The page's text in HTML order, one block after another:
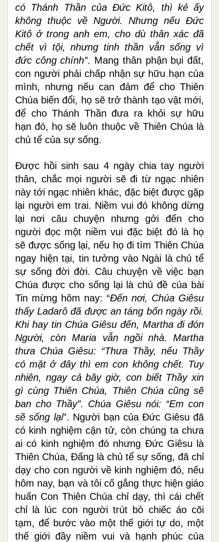
có Thánh Thần của Ðức Kitô, thì kẻ ấy
không thuộc về Người. Nhưng nếu Ðức
Kitô ở trong anh em, cho dù thân xác đã
chết vì tội, nhưng tinh thần vẫn sống vì
đức công chính”. Mang thân phận bụi đất,
con người phải chấp nhận sự hữu hạn của
mình, nhưng nếu can đảm để cho Thiên
Chúa biến đổi, họ sẽ trở thành tạo vật mới,
để cho Thánh Thần đưa ra khỏi sự hữu
hạn đó, họ sẽ luôn thuộc về Thiên Chúa là
chủ tể của sự sống.
Được hồi sinh sau 4 ngày chia tay người
thân, chắc mọi người sẽ đi từ ngạc nhiên
này tới ngạc nhiên khác, đặc biệt được gặp
lại người em trai. Niềm vui đó không dừng
lại nơi câu chuyện nhưng gởi đến cho
người đọc một niềm vui đặc biệt đó là họ
sẽ được sống lại, nếu họ đi tìm Thiên Chúa
ngay hiện tại, tin tưởng vào Ngài là chủ tể
sự sống đời đời. Câu chuyện về việc bạn
Chúa được cho sống lại là chủ đề của bài
Tin mừng hôm nay: “Ðến nơi, Chúa Giêsu
thấy Ladarô đã được an táng bốn ngày rồi.
Khi hay tin Chúa Giêsu đến, Martha đi đón
Người, còn Maria vẫn ngồi nhà. Martha
thưa Chúa Giêsu: “Thưa Thầy, nếu Thầy
có mặt ở đây thì em con không chết. Tuy
nhiên, ngay cả bây giờ, con biết Thầy xin
gì cùng Thiên Chúa, Thiên Chúa cũng sẽ
ban cho Thầy”. Chúa Giêsu nói: “Em con
sẽ sống lại”. Người bạn của Đức Giêsu đã
có kinh nghiệm cận tử, còn chúng ta chưa
ai có kinh nghiệm đó nhưng Đức Giêsu là
Thiên Chúa, Đấng là chủ tể sự sống, đã chỉ
dạy cho con người về kinh nghiệm đó, nếu
hôm nay, bạn và tôi cố gắng thực hiện giáo
huấn Con Thiên Chúa chỉ dạy, thì cái chết
chỉ là lúc con người trút bỏ chiếc áo cõi
tạm, để bước vào một thế giới tự do, một
thế giới đầy niềm vui và hạnh phúc của